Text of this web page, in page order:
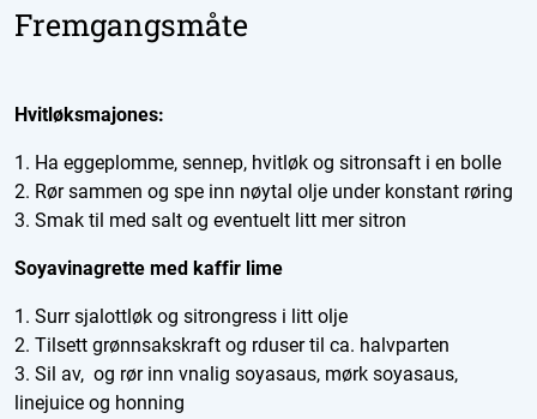
Fremgangsmåte
Hvitløksmajones:
1. Ha eggeplomme, sennep, hvitløk og sitronsaft i en bolle
2. Rør sammen og spe inn nøytal olje under konstant røring
3. Smak til med salt og eventuelt litt mer sitron
Soyavinagrette med kaffir lime
1. Surr sjalottløk og sitrongress i litt olje
2. Tilsett grønnsakskraft og rduser til ca. halvparten
3. Sil av, og rør inn vnalig soyasaus, mørk soyasaus,
linejuice og honning